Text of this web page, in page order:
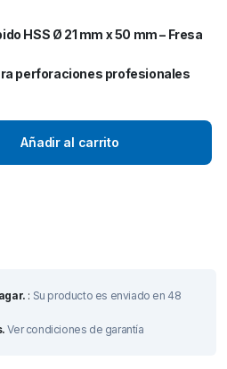
HSS Ø 21 mm x 50 mm – Fresa
perforaciones profesionales
Añadir al carrito
: Su producto es enviado en 48
Ver condiciones de garantía